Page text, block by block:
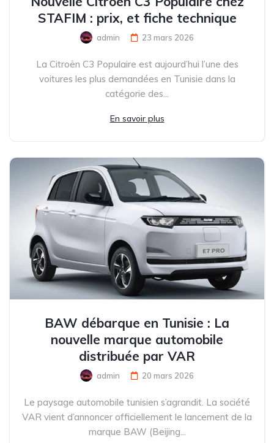
STAFIM : prix, et fiche technique
admin 23 mars 2026
La Citroën C3 Populaire est aujourd’hui l’une des
voitures les plus demandées en Tunisie dans la
catégorie des...
En savoir plus
BAW débarque en Tunisie : La
nouvelle marque automobile
distribuée par VAR
admin 20 mars 2026
Le paysage automobile tunisien s’agrandit. La société
VAR vient d’annoncer officiellement le lancement de la
marque BAW (Beijing...